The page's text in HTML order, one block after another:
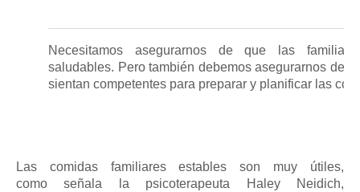
Necesitamos asegurarnos de que las
saludables. Pero también debemos asegurarnos de
sientan competentes para preparar y planificar las
Las comidas familiares estables son muy útiles,
como señala la psicoterapeuta
Haley Neidich,